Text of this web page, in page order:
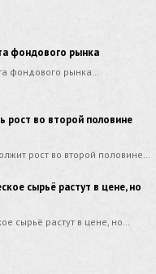
фондового рынка
фондового рынка…
рост во второй половине
рост во второй половине…
сырьё растут в цене, но
сырьё растут в цене, но…